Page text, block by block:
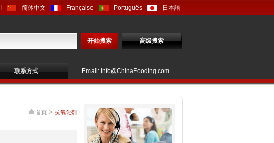
日本語
Português
Française
简体中文
开始搜索 高级搜索
联系方式 Email: Info@ChinaFooding.com
首页 抗氧化剂